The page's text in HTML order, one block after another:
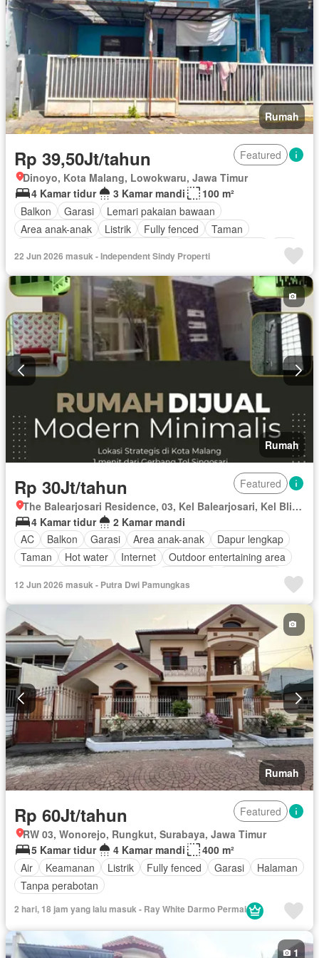
Rumah
Rp 39,50Jt/tahun
Featured
Dinoyo, Kota Malang, Lowokwaru, Jawa Timur
4 Kamar tidur
3 Kamar mandi
100 m²
Balkon
Garasi
Lemari pakaian bawaan
Area anak-anak
Listrik Fully fenced
Taman
Wifi
Tangki air
Air Halaman
Ruang layanan
Outdoor entertaining area
Berperabot lengkap
22 Jun 2026 masuk - Independent Sindy Properti
Rumah
Rp 30Jt/tahun
Featured
The Balearjosari Residence, 03, Kel Balearjosari, Kel Blimbing, Kota Malang, Balearjosari, Kota Malang, Lowokwaru, Jawa Timur
4 Kamar tidur
2 Kamar mandi
AC
Balkon Garasi Area anak-anak
Dapur lengkap
Taman
Hot water Internet
Outdoor entertaining area
Halaman
Sebagian perabotan
12 Jun 2026 masuk - Putra Dwi Pamungkas
Rumah
Rp 60Jt/tahun
Featured
RW 03, Wonorejo, Rungkut, Surabaya, Jawa Timur
5 Kamar tidur
4 Kamar mandi
400 m²
Air
Keamanan Listrik Fully fenced Garasi
Halaman
Tanpa perabotan
2 hari, 18 jam yang lalu masuk - Ray White Darmo Permai
1